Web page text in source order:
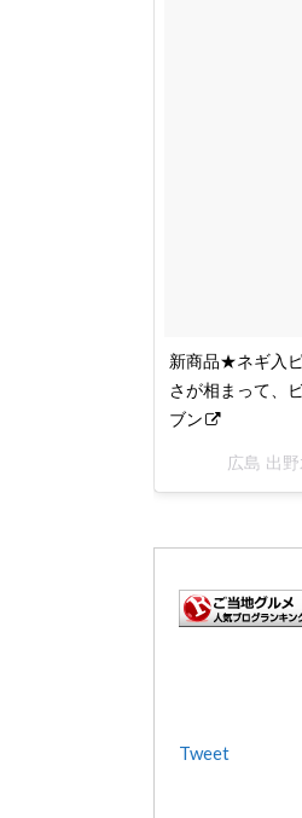
新商品★ネギ入
さが相まって、
ブン
広島 出
Tweet